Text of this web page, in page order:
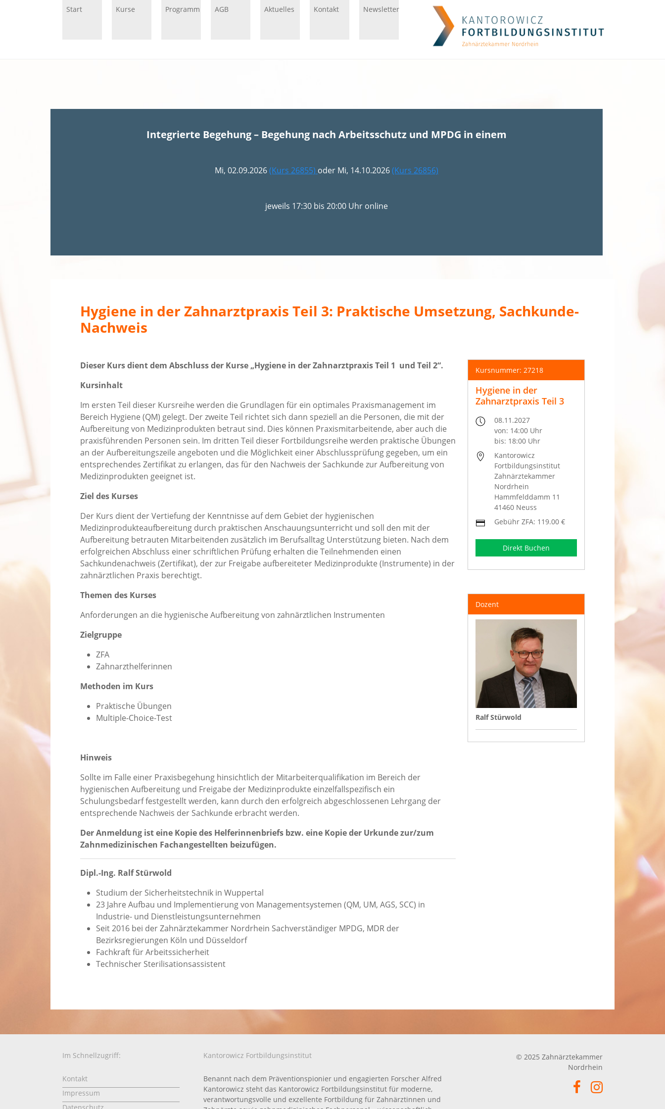
Start Kurse Programm AGB Aktuelles Kontakt Newsletter
Integrierte Begehung – Begehung nach Arbeitsschutz und MPDG in einem
Mi, 02.09.2026(Kurs 26855) oder Mi, 14.10.2026(Kurs 26856)
jeweils 17:30 bis 20:00 Uhr online
Hygiene in der Zahnarztpraxis Teil 3: Praktische Umsetzung, Sachkunde-
Nachweis
Dieser Kurs dient dem Abschluss der Kurse „Hygiene in der Zahnarztpraxis Teil 1 und Teil 2“.
Kursinhalt
Im ersten Teil dieser Kursreihe werden die Grundlagen für ein optimales Praxismanagement im
Bereich Hygiene (QM) gelegt. Der zweite Teil richtet sich dann speziell an die Personen, die mit der
Aufbereitung von Medizinprodukten betraut sind. Dies können Praxismitarbeitende, aber auch die
praxisführenden Personen sein. Im dritten Teil dieser Fortbildungsreihe werden praktische Übungen
an der Aufbereitungszeile angeboten und die Möglichkeit einer Abschlussprüfung gegeben, um ein
entsprechendes Zertifikat zu erlangen, das für den Nachweis der Sachkunde zur Aufbereitung von
Medizinprodukten geeignet ist.
Ziel des Kurses
Der Kurs dient der Vertiefung der Kenntnisse auf dem Gebiet der hygienischen
Medizinprodukteaufbereitung durch praktischen Anschauungsunterricht und soll den mit der
Aufbereitung betrauten Mitarbeitenden zusätzlich im Berufsalltag Unterstützung bieten. Nach dem
erfolgreichen Abschluss einer schriftlichen Prüfung erhalten die Teilnehmenden einen
Sachkundenachweis (Zertifikat), der zur Freigabe aufbereiteter Medizinprodukte (Instrumente) in der
zahnärztlichen Praxis berechtigt.
Themen des Kurses
Anforderungen an die hygienische Aufbereitung von zahnärztlichen Instrumenten
Zielgruppe
ZFA
Zahnarzthelferinnen
Methoden im Kurs
Praktische Übungen
Multiple-Choice-Test
Hinweis
Sollte im Falle einer Praxisbegehung hinsichtlich der Mitarbeiterqualifikation im Bereich der
hygienischen Aufbereitung und Freigabe der Medizinprodukte einzelfallspezifisch ein
Schulungsbedarf festgestellt werden, kann durch den erfolgreich abgeschlossenen Lehrgang der
entsprechende Nachweis der Sachkunde erbracht werden.
Der Anmeldung ist eine Kopie des Helferinnenbriefs bzw. eine Kopie der Urkunde zur/zum
Zahnmedizinischen Fachangestellten beizufügen.
Dipl.-Ing. Ralf Stürwold
Studium der Sicherheitstechnik in Wuppertal
23 Jahre Aufbau und Implementierung von Managementsystemen (QM, UM, AGS, SCC) in
Industrie- und Dienstleistungsunternehmen
Seit 2016 bei der Zahnärztekammer Nordrhein Sachverständiger MPDG, MDR der
Bezirksregierungen Köln und Düsseldorf
Fachkraft für Arbeitssicherheit
Technischer Sterilisationsassistent
Kursnummer: 27218
Hygiene in der
Zahnarztpraxis Teil 3
08.11.2027
von: 14:00 Uhr
bis: 18:00 Uhr
Kantorowicz
Fortbildungsinstitut
Zahnärztekammer
Nordrhein
Hammfelddamm 11
41460 Neuss
Gebühr ZFA: 119.00 €
Direkt Buchen
Dozent
Ralf Stürwold
Im Schnellzugriff:
Kontakt
Impressum
Kantorowicz Fortbildungsinstitut
Benannt nach dem Präventionspionier und engagierten Forscher Alfred
Kantorowicz steht das Kantorowicz Fortbildungsinstitut für moderne,
verantwortungsvolle und exzellente Fortbildung für Zahnärztinnen und
© 2025 Zahnärztekammer
Nordrhein